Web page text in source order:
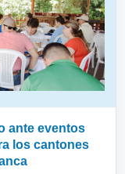
ante eventos
los cantones